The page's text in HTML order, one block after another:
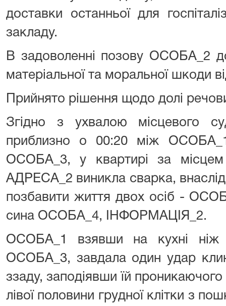
доставки останньої для
закладу.
В задоволенні позову ОСОБА_2
матеріальної та моральної шкоди
Прийнято рішення щодо долі
Згідно з ухвалою місцевого
приблизно о 00:20 між
ОСОБА_3, у квартирі за
АДРЕСА_2 виникла сварка,
позбавити життя двох осіб -
сина ОСОБА_4, ІНФОРМАЦІЯ_2.
ОСОБА_1 взявши на кухні ніж
ОСОБА_3, завдала один удар
ззаду, заподіявши їй
лівої половини грудної клітки з